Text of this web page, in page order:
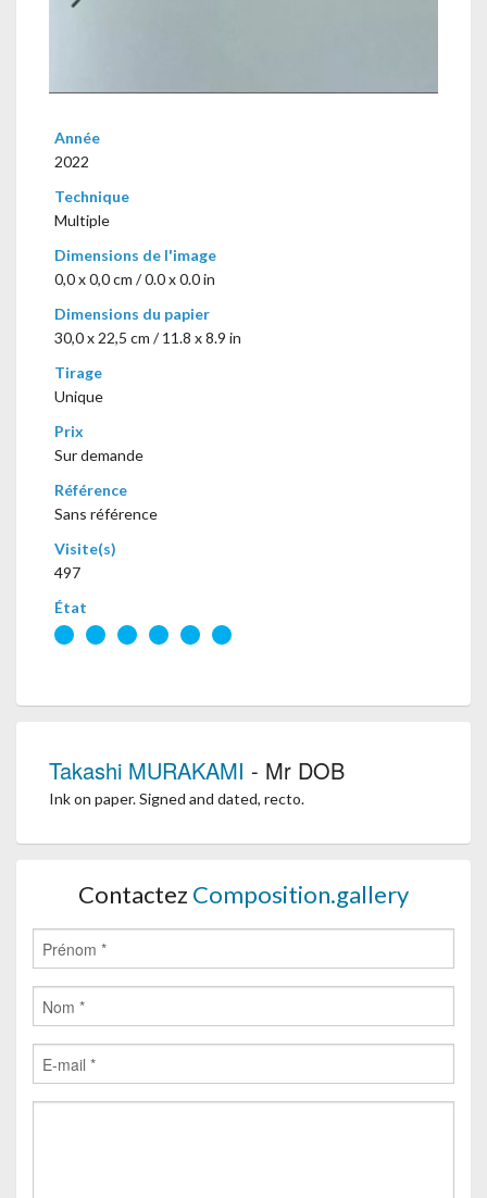
Année
2022
Technique
Multiple
Dimensions de l'image
0,0 x 0,0 cm / 0.0 x 0.0 in
Dimensions du papier
30,0 x 22,5 cm / 11.8 x 8.9 in
Tirage
Unique
Prix
Sur demande
Référence
Sans référence
Visite(s)
497
État
Takashi MURAKAMI - Mr DOB
Ink on paper. Signed and dated, recto.
Contactez Composition.gallery